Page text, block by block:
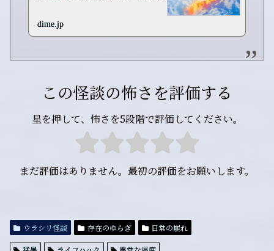
dime.jp
この怪談の怖さを評価する
星を押して、怖さを5段階で評価してください。
まだ評価はありません。最初の評価をお願いします。
ウラシリ怪談 存在のゆらぎ 日常の崩れ